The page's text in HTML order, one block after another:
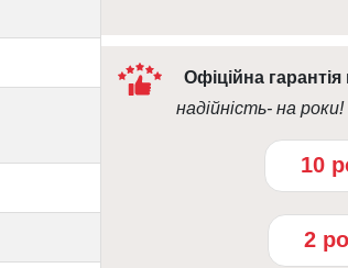
Офіційна
надійність- на роки!
10
2